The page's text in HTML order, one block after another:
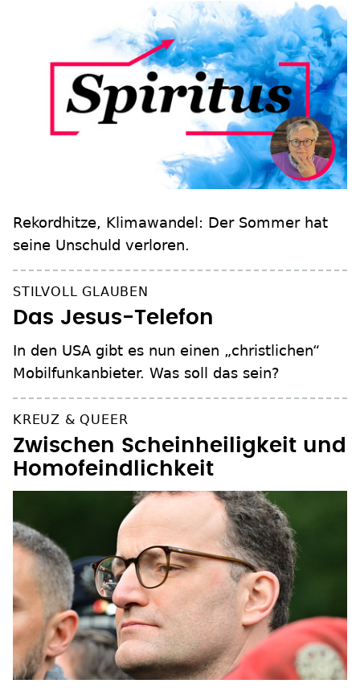
Rekordhitze, Klimawandel: Der Sommer hat
seine Unschuld verloren.
STILVOLL GLAUBEN
Das Jesus-Telefon
In den USA gibt es nun einen „christlichen“
Mobilfunkanbieter. Was soll das sein?
KREUZ & QUEER
Zwischen Scheinheiligkeit und
Homofeindlichkeit